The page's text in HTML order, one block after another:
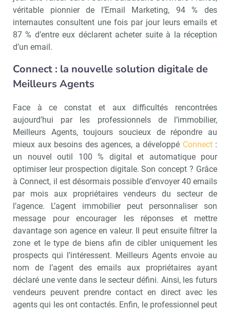
véritable pionnier de l’Email Marketing, 94 % des
internautes consultent une fois par jour leurs emails et
87 % d’entre eux déclarent acheter suite à la réception
d’un email.
Connect : la nouvelle solution digitale de
Meilleurs Agents
Face à ce constat et aux difficultés rencontrées
aujourd’hui par les professionnels de l’immobilier,
Meilleurs Agents, toujours soucieux de répondre au
mieux aux besoins des agences, a développé Connect:
un nouvel outil 100 % digital et automatique pour
optimiser leur prospection digitale. Son concept ? Grâce
à Connect, il est désormais possible d’envoyer 40 emails
par mois aux propriétaires vendeurs du secteur de
l’agence. L’agent immobilier peut personnaliser son
message pour encourager les réponses et mettre
davantage son agence en valeur. Il peut ensuite filtrer la
zone et le type de biens afin de cibler uniquement les
prospects qui l’intéressent. Meilleurs Agents envoie au
nom de l’agent des emails aux propriétaires ayant
déclaré une vente dans le secteur défini. Ainsi, les futurs
vendeurs peuvent prendre contact en direct avec les
agents qui les ont contactés. Enfin, le professionnel peut